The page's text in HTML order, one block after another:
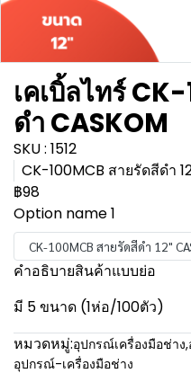
เคเบิ้ลไทร์
ดำ CASKOM
SKU : 1512
CK-100MCB สายรัดสีดำ
฿98
Option name 1
CK-100MCB สายรัดสีดำ 12"
คำอธิบายสินค้าแบบย่อ
มี 5 ขนาด (1ห่อ/100ตัว)
หมวดหมู่:อุปกรณ์เครื่องมือช่าง,
อุปกรณ์-เครื่องมือช่าง